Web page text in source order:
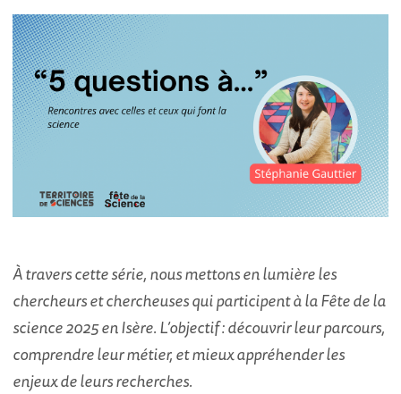
À travers cette série, nous mettons en lumière les
chercheurs et chercheuses qui participent à la Fête de la
science 2025 en Isère. L’objectif : découvrir leur parcours,
comprendre leur métier, et mieux appréhender les
enjeux de leurs recherches.